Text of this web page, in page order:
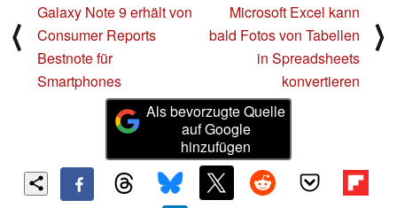
⟨
Galaxy Note 9 erhält von
Consumer Reports
Bestnote für
Smartphones
Microsoft Excel kann
bald Fotos von Tabellen
in Spreadsheets
konvertieren
⟩
Als bevorzugte Quelle
auf Google
hinzufügen